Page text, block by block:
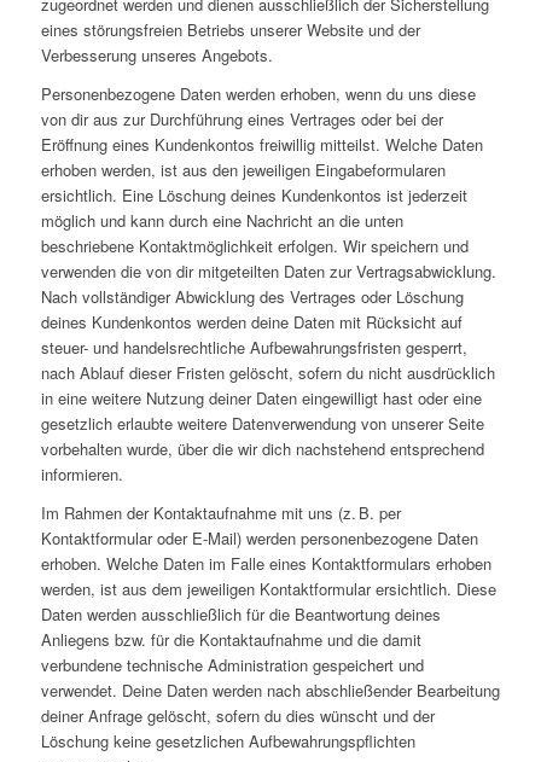
eines störungsfreien Betriebs unserer Website und der
Verbesserung unseres Angebots.
Personenbezogene Daten werden erhoben, wenn du uns diese
von dir aus zur Durchführung eines Vertrages oder bei der
Eröffnung eines Kundenkontos freiwillig mitteilst. Welche Daten
erhoben werden, ist aus den jeweiligen Eingabeformularen
ersichtlich. Eine Löschung deines Kundenkontos ist jederzeit
möglich und kann durch eine Nachricht an die unten
beschriebene Kontaktmöglichkeit erfolgen. Wir speichern und
verwenden die von dir mitgeteilten Daten zur Vertragsabwicklung.
Nach vollständiger Abwicklung des Vertrages oder Löschung
deines Kundenkontos werden deine Daten mit Rücksicht auf
steuer- und handelsrechtliche Aufbewahrungsfristen gesperrt,
nach Ablauf dieser Fristen gelöscht, sofern du nicht ausdrücklich
in eine weitere Nutzung deiner Daten eingewilligt hast oder eine
gesetzlich erlaubte weitere Datenverwendung von unserer Seite
vorbehalten wurde, über die wir dich nachstehend entsprechend
informieren.
Im Rahmen der Kontaktaufnahme mit uns (z. B. per
Kontaktformular oder E-Mail) werden personenbezogene Daten
erhoben. Welche Daten im Falle eines Kontaktformulars erhoben
werden, ist aus dem jeweiligen Kontaktformular ersichtlich. Diese
Daten werden ausschließlich für die Beantwortung deines
Anliegens bzw. für die Kontaktaufnahme und die damit
verbundene technische Administration gespeichert und
verwendet. Deine Daten werden nach abschließender Bearbeitung
deiner Anfrage gelöscht, sofern du dies wünscht und der
Löschung keine gesetzlichen Aufbewahrungspflichten